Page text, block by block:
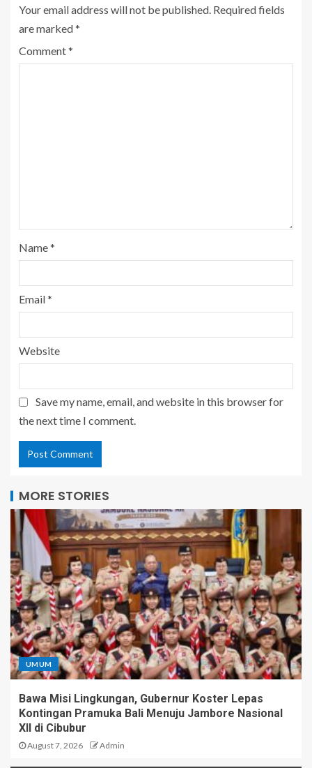
Your email address will not be published. Required fields
are marked*
Comment*
Name*
Email*
Website
Save my name, email, and website in this browser for
the next time I comment.
MORE STORIES
UMUM
Bawa Misi Lingkungan, Gubernur Koster Lepas
Kontingan Pramuka Bali Menuju Jambore Nasional
XII di Cibubur
August 7, 2026 Admin